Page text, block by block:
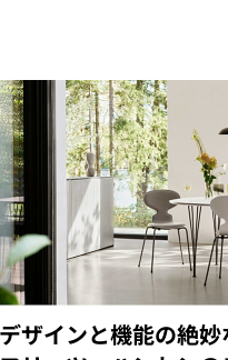
デザインと機能の絶